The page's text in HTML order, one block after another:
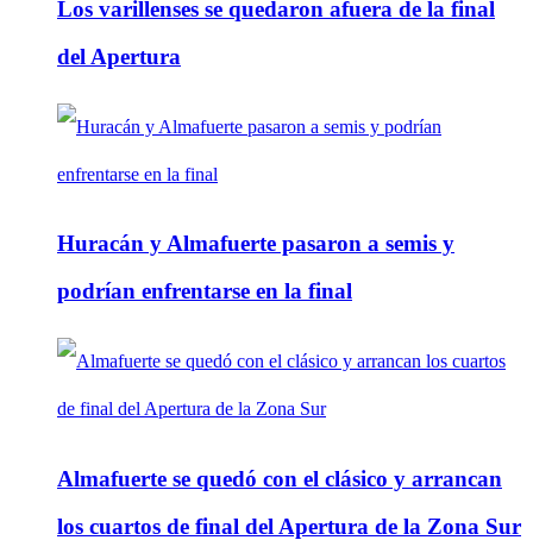
Los varillenses se quedaron afuera de la final
del Apertura
Huracán y Almafuerte pasaron a semis y
podrían enfrentarse en la final
Almafuerte se quedó con el clásico y arrancan
los cuartos de final del Apertura de la Zona Sur